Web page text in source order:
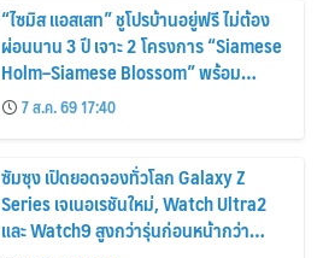
“ไซมิส แอสเสท” ชูโปรบ้านอยู่ฟรี ไม่ต้อง
ผ่อนนาน 3 ปี เจาะ 2 โครงการ “Siamese
Holm–Siamese Blossom” พร้อม
ส่วนลดและสิทธิพิเศษถึง 31 สิงหาคม
2569
7 ส.ค. 69 17:40
ซัมซุง เปิดยอดจองทั่วโลก Galaxy Z
Series เจเนอเรชันใหม่, Watch Ultra2
และ Watch9 สูงกว่ารุ่นก่อนหน้ากว่า